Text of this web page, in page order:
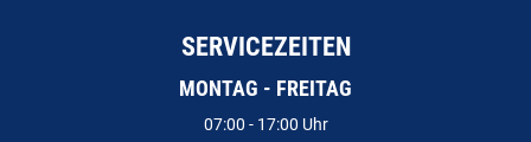
SERVICEZEITEN
MONTAG - FREITAG
07:00 - 17:00 Uhr